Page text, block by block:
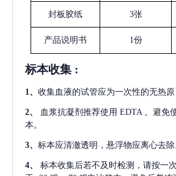
封板胶纸 3张
产品说明书 1份
标本收集 :
1 、 收集血液的试管应为一次性的无热原
2、 血浆抗凝剂推荐使用 EDTA 。避免
本。
3、 标本应清澈透明，悬浮物应离心去除
4、
标本收集后若不及时检测，请按一